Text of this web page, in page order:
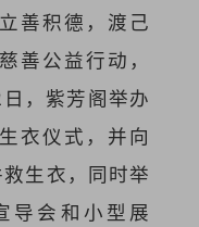
善积德，渡己
善公益行动，
，紫芳阁举办
衣仪式，并向
生衣，同时举
导会和小型展